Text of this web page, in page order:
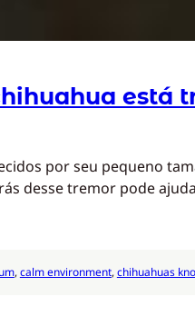
está
por seu pequeno
desse tremor pode
, calm environment, chihuahuas